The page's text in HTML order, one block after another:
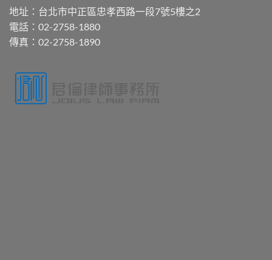
地址：台北市中正區忠孝西路一段7號5樓之2
電話：02-2758-1880
傳真：02-2758-1890